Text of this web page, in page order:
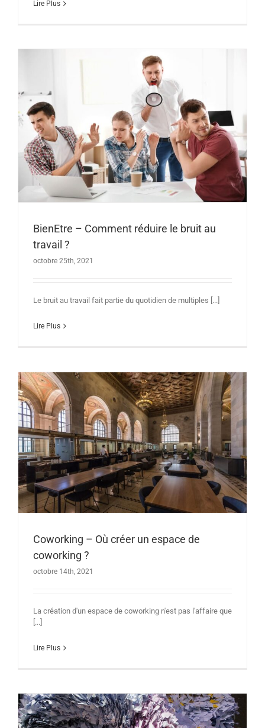
Lire Plus
BienEtre – Comment réduire le bruit au
travail ?
octobre 25th, 2021
Le bruit au travail fait partie du quotidien de multiples [...]
Lire Plus
Coworking – Où créer un espace de
coworking ?
octobre 14th, 2021
La création d'un espace de coworking n'est pas l'affaire que
[...]
Lire Plus